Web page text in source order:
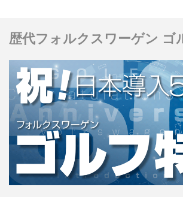
う。（Motor Magazine
り）
歴代フォルクスワーゲン ゴ